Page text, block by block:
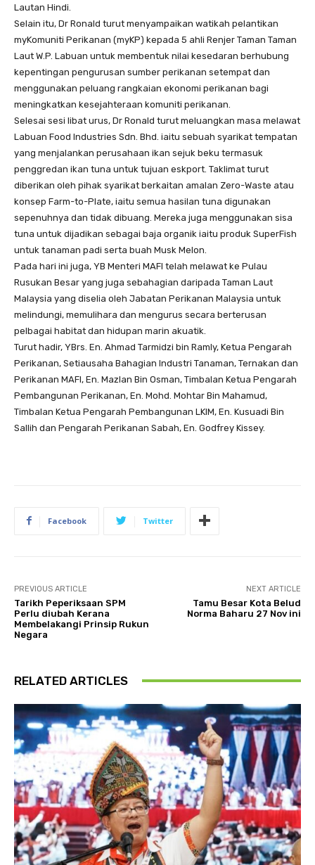
Lautan Hindi.
Selain itu, Dr Ronald turut menyampaikan watikah pelantikan
myKomuniti Perikanan (myKP) kepada 5 ahli Renjer Taman Taman
Laut W.P. Labuan untuk membentuk nilai kesedaran berhubung
kepentingan pengurusan sumber perikanan setempat dan
menggunakan peluang rangkaian ekonomi perikanan bagi
meningkatkan kesejahteraan komuniti perikanan.
Selesai sesi libat urus, Dr Ronald turut meluangkan masa melawat
Labuan Food Industries Sdn. Bhd. iaitu sebuah syarikat tempatan
yang menjalankan perusahaan ikan sejuk beku termasuk
penggredan ikan tuna untuk tujuan eskport. Taklimat turut
diberikan oleh pihak syarikat berkaitan amalan Zero-Waste atau
konsep Farm-to-Plate, iaitu semua hasilan tuna digunakan
sepenuhnya dan tidak dibuang. Mereka juga menggunakan sisa
tuna untuk dijadikan sebagai baja organik iaitu produk SuperFish
untuk tanaman padi serta buah Musk Melon.
Pada hari ini juga, YB Menteri MAFI telah melawat ke Pulau
Rusukan Besar yang juga sebahagian daripada Taman Laut
Malaysia yang diselia oleh Jabatan Perikanan Malaysia untuk
melindungi, memulihara dan mengurus secara berterusan
pelbagai habitat dan hidupan marin akuatik.
Turut hadir, YBrs. En. Ahmad Tarmidzi bin Ramly, Ketua Pengarah
Perikanan, Setiausaha Bahagian Industri Tanaman, Ternakan dan
Perikanan MAFI, En. Mazlan Bin Osman, Timbalan Ketua Pengarah
Pembangunan Perikanan, En. Mohd. Mohtar Bin Mahamud,
Timbalan Ketua Pengarah Pembangunan LKIM, En. Kusuadi Bin
Sallih dan Pengarah Perikanan Sabah, En. Godfrey Kissey.
Facebook Twitter
PREVIOUS ARTICLE
Tarikh Peperiksaan SPM
Perlu diubah Kerana
Membelakangi Prinsip Rukun
Negara
NEXT ARTICLE
Tamu Besar Kota Belud
Norma Baharu 27 Nov ini
RELATED ARTICLES